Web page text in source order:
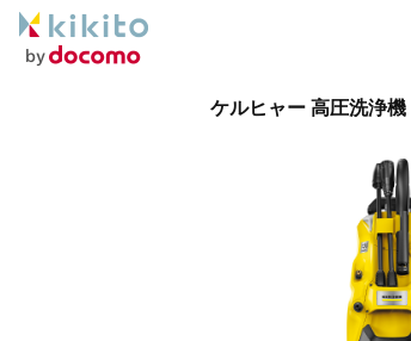
ケルヒャー 高圧洗浄